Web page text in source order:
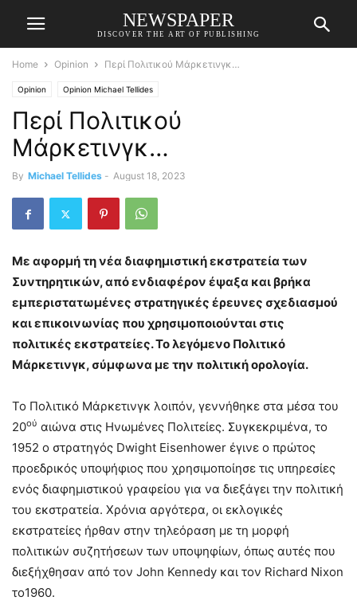
NEWSPAPER
DISCOVER THE ART OF PUBLISHING
Home Opinion Περί Πολιτικού Μάρκετινγκ…
Opinion Opinion Michael Tellides
Περί Πολιτικού
Μάρκετινγκ…
By Michael Tellides - August 18, 2023
Με αφορμή τη νέα διαφημιστική εκστρατεία των
Συντηρητικών, από ενδιαφέρον έψαξα και βρήκα
εμπεριστατωμένες στρατηγικές έρευνες σχεδιασμού
και επικοινωνίας που χρησιμοποιούνται στις
πολιτικές εκστρατείες. Το λεγόμενο Πολιτικό
Μάρκετινγκ, σύμφωνα με την πολιτική ορολογία.
Το Πολιτικό Μάρκετινγκ λοιπόν, γεννήθηκε στα μέσα του
20ού αιώνα στις Ηνωμένες Πολιτείες. Συγκεκριμένα, το
1952 ο στρατηγός Dwight Eisenhower έγινε ο πρώτος
προεδρικός υποψήφιος που χρησιμοποίησε τις υπηρεσίες
ενός διαφημιστικού γραφείου για να διεξάγει την πολιτική
του εκστρατεία. Χρόνια αργότερα, οι εκλογικές
εκστρατείες ήρθαν στην τηλεόραση με τη μορφή
πολιτικών συζητήσεων των υποψηφίων, όπως αυτές που
διεξήχθησαν από τον John Kennedy και τον Richard Nixon
το1960.